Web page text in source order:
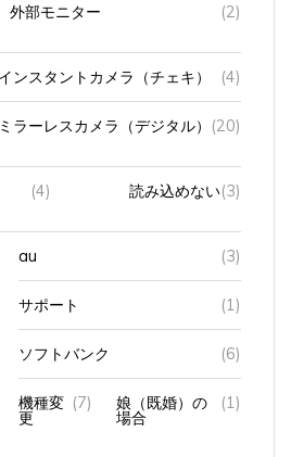
外部モニター (2)
インスタントカメラ（チェキ） (4)
ミラーレスカメラ（デジタル） (20)
(4) 読み込めない(3)
au (3)
サポート (1)
ソフトバンク (6)
機種変
更
(7) 娘（既婚）の
場合
(1)